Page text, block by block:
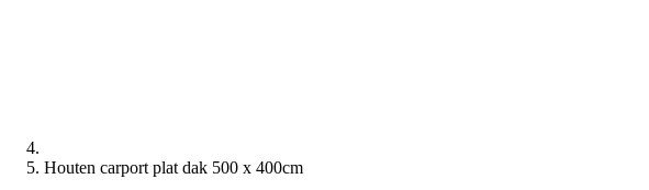
Houten carport plat dak 500 x 400cm